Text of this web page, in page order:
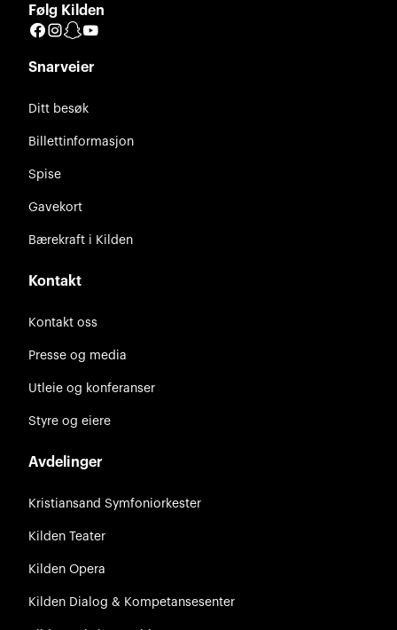
Følg Kilden
Facebook
Instagram
Snapchat
Snarveier
Ditt besøk
Billettinformasjon
Spise
Gavekort
Bærekraft i Kilden
Kontakt
Kontakt oss
Presse og media
Utleie og konferanser
Styre og eiere
Avdelinger
Kristiansand Symfoniorkester
Kilden Teater
Kilden Opera
Kilden Dialog & Kompetansesenter